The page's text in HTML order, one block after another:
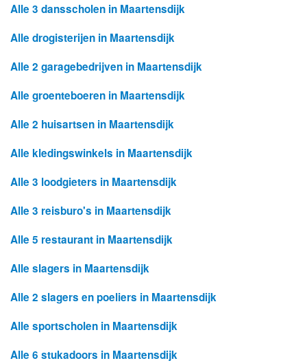
Alle 3 dansscholen in Maartensdijk
Alle drogisterijen in Maartensdijk
Alle 2 garagebedrijven in Maartensdijk
Alle groenteboeren in Maartensdijk
Alle 2 huisartsen in Maartensdijk
Alle kledingswinkels in Maartensdijk
Alle 3 loodgieters in Maartensdijk
Alle 3 reisburo's in Maartensdijk
Alle 5 restaurant in Maartensdijk
Alle slagers in Maartensdijk
Alle 2 slagers en poeliers in Maartensdijk
Alle sportscholen in Maartensdijk
Alle 6 stukadoors in Maartensdijk